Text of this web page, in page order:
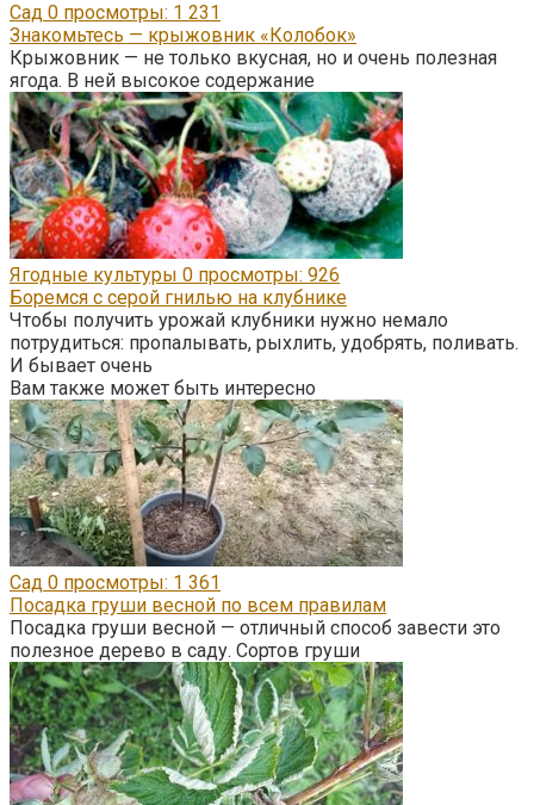
Сад 0 просмотры: 1 231
Знакомьтесь — крыжовник «Колобок»
Крыжовник — не только вкусная, но и очень полезная
ягода. В ней высокое содержание
Ягодные культуры 0 просмотры: 926
Боремся с серой гнилью на клубнике
Чтобы получить урожай клубники нужно немало
потрудиться: пропалывать, рыхлить, удобрять, поливать.
И бывает очень
Вам также может быть интересно
Сад 0 просмотры: 1 361
Посадка груши весной по всем правилам
Посадка груши весной — отличный способ завести это
полезное дерево в саду. Сортов груши